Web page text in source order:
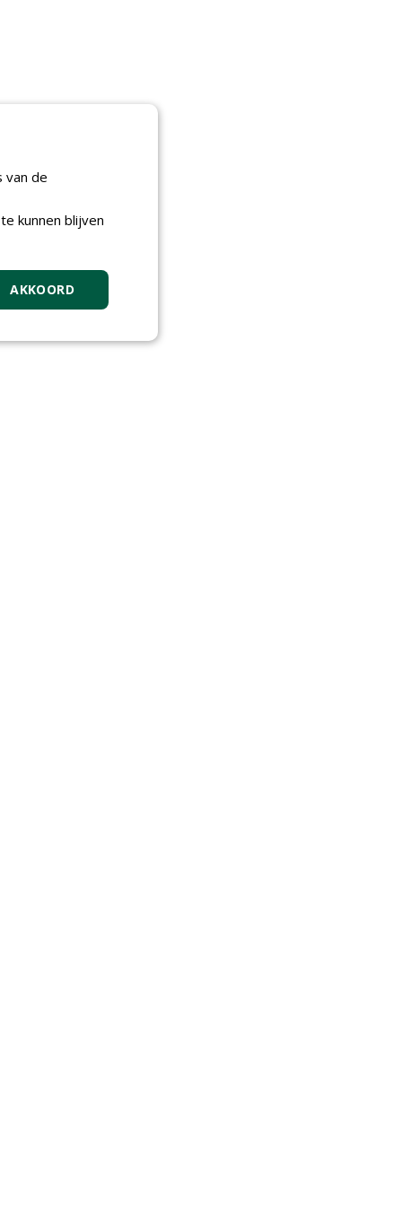
van de
kunnen blijven
AKKOORD